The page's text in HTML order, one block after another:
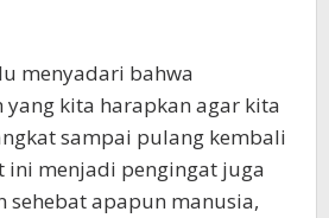
menyadari bahwa
kita harapkan agar kita
sampai pulang kembali
ini menjadi pengingat juga
sehebat apapun manusia,